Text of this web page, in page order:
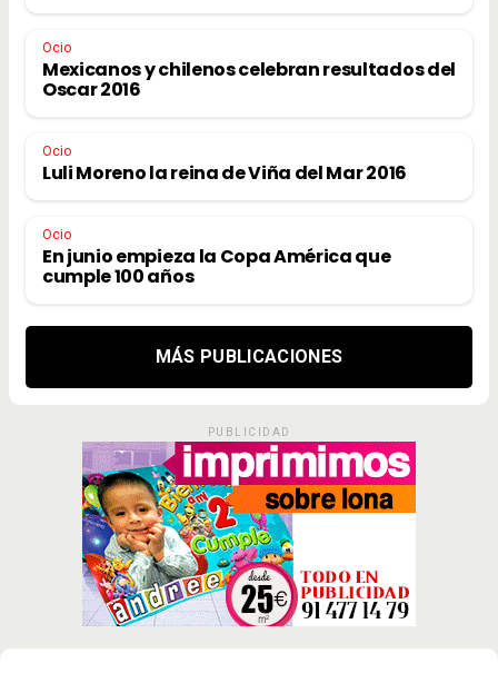
Ocio
Mexicanos y chilenos celebran resultados del
Oscar 2016
Ocio
Luli Moreno la reina de Viña del Mar 2016
Ocio
En junio empieza la Copa América que
cumple 100 años
MÁS PUBLICACIONES
PUBLICIDAD